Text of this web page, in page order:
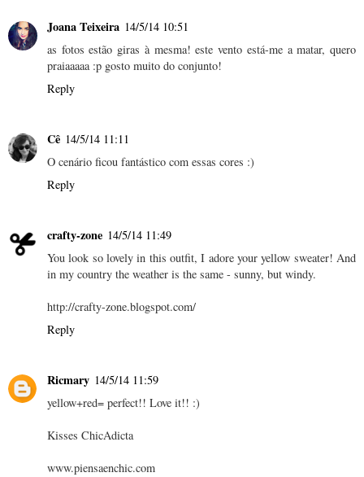
Joana Teixeira 14/5/14 10:51
as fotos estão giras à mesma! este vento está-me a matar, quero
praiaaaaa :p gosto muito do conjunto!
Reply
Cê 14/5/14 11:11
O cenário ficou fantástico com essas cores :)
Reply
crafty-zone 14/5/14 11:49
You look so lovely in this outfit, I adore your yellow sweater! And
in my country the weather is the same - sunny, but windy.
http://crafty-zone.blogspot.com/
Reply
Ricmary 14/5/14 11:59
yellow+red= perfect!! Love it!! :)
Kisses ChicAdicta
www.piensaenchic.com